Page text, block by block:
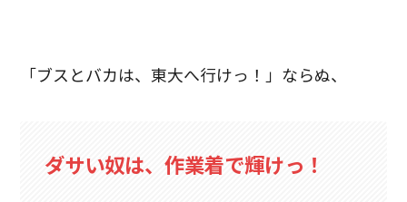
「ブスとバカは、東大へ行けっ！」ならぬ、
ダサい奴は、作業着で輝けっ！